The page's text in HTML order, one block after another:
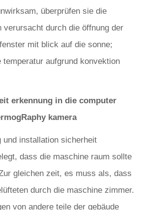
überprüfen sie die
verursacht durch die öffnung der
mit blick auf die sonne;
temperatur aufgrund konvektion
erkennung in die computer
Raphy kamera
und installation sicherheit
dass die maschine raum sollte
gleichen zeit, es muss als, dass
durch die maschine zimmer.
von andere teile der gebäude